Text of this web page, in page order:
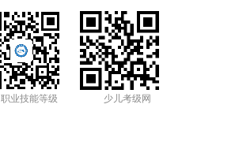
职业技能等级 少儿考级网